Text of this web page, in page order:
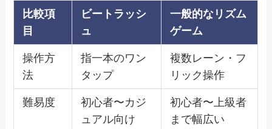
比較項
目
ビートラッシ
ュ
一般的なリズム
ゲーム
操作方
法
指一本のワン
タップ
複数レーン・フ
リック操作
難易度
初心者〜カジ
ュアル向け
初心者〜上級者
まで幅広い